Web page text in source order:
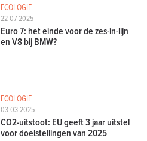
ECOLOGIE
22-07-2025
Euro 7: het einde voor de zes-in-lijn
en V8 bij BMW?
ECOLOGIE
03-03-2025
CO2-uitstoot: EU geeft 3 jaar uitstel
voor doelstellingen van 2025